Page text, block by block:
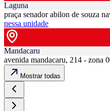
Laguna
praça senador abilon de souza
nessa unidade
Mandacaru
avenida mandacaru, 214 - zona
Mostrar todas